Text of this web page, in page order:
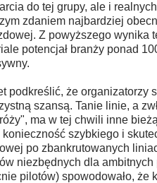
do tej grupy, ale i
zdaniem najbardziej
Z powyższego wynika
potencjał branży ponad
podkreślić, że organizatorzy
szansą. Tanie linie, a
ma w tej chwili inne
szybkiego i
po zbankrutowanych
niezbędnych dla
pilotów) spowodowało, że